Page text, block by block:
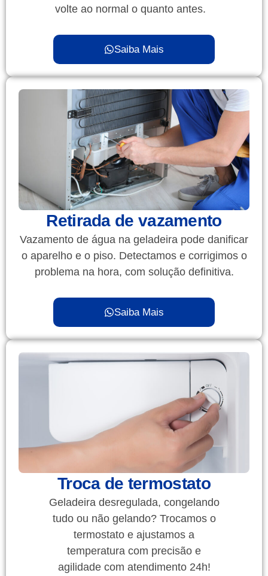
volte ao normal o quanto antes.
Saiba Mais
Retirada de vazamento
Vazamento de água na geladeira pode danificar
o aparelho e o piso. Detectamos e corrigimos o
problema na hora, com solução definitiva.
Saiba Mais
Troca de termostato
Geladeira desregulada, congelando
tudo ou não gelando? Trocamos o
termostato e ajustamos a
temperatura com precisão e
agilidade com atendimento 24h!